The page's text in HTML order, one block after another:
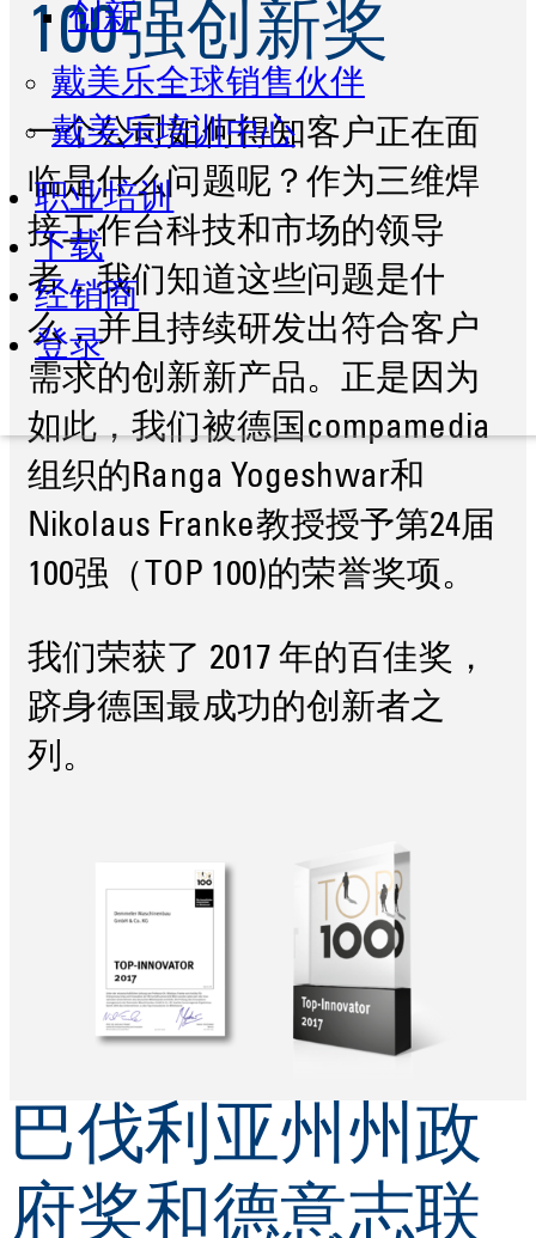
创新
戴美乐全球销售伙伴
戴美乐培训中心
职业培训
下载
经销商
登录
100强创新奖
一个公司如何得知客户正在面
临是什么问题呢？作为三维焊
接工作台科技和市场的领导
者，我们知道这些问题是什
么，并且持续研发出符合客户
需求的创新新产品。正是因为
如此，我们被德国compamedia
组织的Ranga Yogeshwar和
Nikolaus Franke教授授予第24届
100强（TOP 100)的荣誉奖项。
我们荣获了 2017 年的百佳奖，
跻身德国最成功的创新者之
列。
巴伐利亚州州政
府奖和德意志联